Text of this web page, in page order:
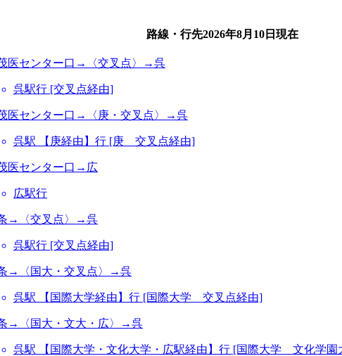
路線・行先2026年8月10日 現在
医センター口→〈交叉点〉→呉
呉駅行 [交叉点経由]
医センター口→〈庚・交叉点〉→呉
呉駅 【庚経由】行 [庚 交叉点経由]
医センター口→広
広駅行
→〈交叉点〉→呉
呉駅行 [交叉点経由]
→〈国大・交叉点〉→呉
呉駅 【国際大学経由】行 [国際大学 交叉点経由]
→〈国大・文大・広〉→呉
呉駅 【国際大学・文化大学・広駅経由】行 [国際大学 文化学